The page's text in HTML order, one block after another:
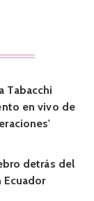
Tabacchi
en vivo de
detrás del